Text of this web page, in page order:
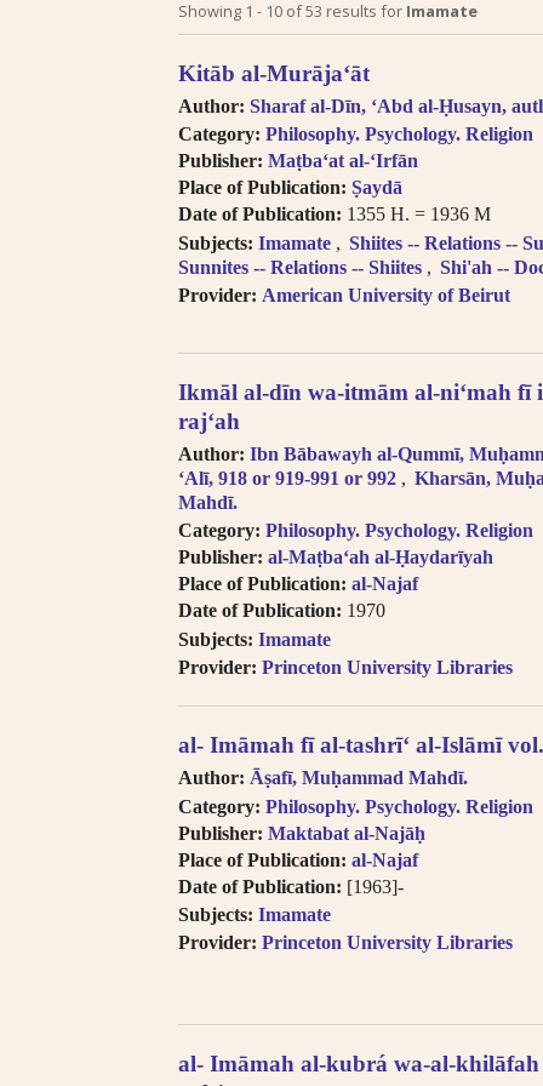
Search tips in Arabic
Searches you perform on this
descriptive information about
and Arabic, but not the full texts of
searching technologies for Arabic
to introduce full-text searching.
Books in multi-volume works
search results. In the book viewer,
titles” to read the other volumes.
Click on hyper-linked metadata
the same category.
theLOC transliteration system.
Pronunciation follows Modern
Diacritical vowels are
i.e. Ḥajjāj = Hajjaj.
Try searching places by
Cairo, Qahira, Qahirah, Tehran,
Try searching places in English,
transliteration, i.e. Egypt, Egypte,
Try searching subject terms in
transliteration, i.e. philosophy,
Try searching names with or
“Al-“.
Diacritics on the last letter of a
i.e. search for al-Kabir not al-Kabiru.
Feminine possessive suffix
as -iyyah, i.e. search for Hanafiyah.
Tanwīn al-Fatḥ is written in
search for khassatan.
Tāʼ Marbūṭah is written as -h
cases of al-Iḍāfah (compound
Showing 1 - 10 of53 results for Imamate
Kitāb al-Murājaʻāt
Author: Sharaf al-Dīn, ʻAbd al-Ḥusayn,
Category: Philosophy. Psychology. Religion
Publisher: Maṭbaʻat al-ʻIrfān
Place of Publication: Ṣaydā
Date of Publication: 1355 H. = 1936 M
Subjects: Imamate
Shiites -- Relations --
Sunnites -- Relations -- Shiites
Shi'ah --
Provider: American University of Beirut
Ikmāl al-dīn wa-itmām al-niʻmah fī
rajʻah
Author: Ibn Bābawayh al-Qummī,
ʻAlī, 918 or 919-991 or 992
Kharsān,
Mahdī.
Category: Philosophy. Psychology. Religion
Publisher: al-Maṭbaʻah al-Ḥaydarīyah
Place of Publication: al-Najaf
Date of Publication: 1970
Subjects: Imamate
Provider: Princeton University Libraries
al- Imāmah fī al-tashrīʻ al-Islāmī
Author: Āṣafī, Muḥammad Mahdī.
Category: Philosophy. Psychology. Religion
Publisher: Maktabat al-Najāḥ
Place of Publication: al-Najaf
Date of Publication: [1963]-
Subjects: Imamate
Provider: Princeton University Libraries
al- Imāmah al-kubrá wa-al-khilāfah